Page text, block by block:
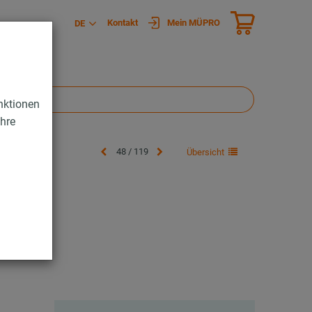
DE Kontakt Mein MÜPRO
48 / 119 Übersicht